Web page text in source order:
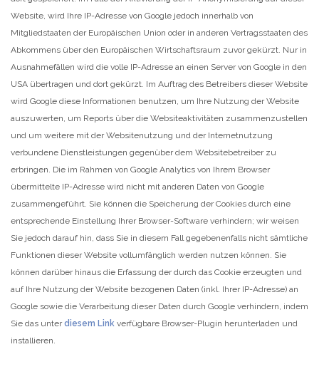
Website, wird Ihre IP-Adresse von Google jedoch innerhalb von
Mitgliedstaaten der Europäischen Union oder in anderen Vertragsstaaten des
Abkommens über den Europäischen Wirtschaftsraum zuvor gekürzt. Nur in
Ausnahmefällen wird die volle IP-Adresse an einen Server von Google in den
USA übertragen und dort gekürzt. Im Auftrag des Betreibers dieser Website
wird Google diese Informationen benutzen, um Ihre Nutzung der Website
auszuwerten, um Reports über die Websiteaktivitäten zusammenzustellen
und um weitere mit der Websitenutzung und der Internetnutzung
verbundene Dienstleistungen gegenüber dem Websitebetreiber zu
erbringen. Die im Rahmen von Google Analytics von Ihrem Browser
übermittelte IP-Adresse wird nicht mit anderen Daten von Google
zusammengeführt. Sie können die Speicherung der Cookies durch eine
entsprechende Einstellung Ihrer Browser-Software verhindern; wir weisen
Sie jedoch darauf hin, dass Sie in diesem Fall gegebenenfalls nicht sämtliche
Funktionen dieser Website vollumfänglich werden nutzen können. Sie
können darüber hinaus die Erfassung der durch das Cookie erzeugten und
auf Ihre Nutzung der Website bezogenen Daten (inkl. Ihrer IP-Adresse) an
Google sowie die Verarbeitung dieser Daten durch Google verhindern, indem
Sie das unterdiesem Link verfügbare Browser-Plugin herunterladen und
installieren.